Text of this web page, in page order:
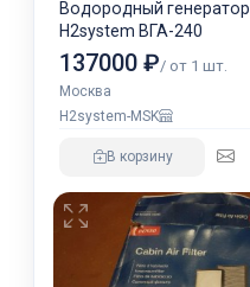
Водородный генератор
H2system ВГА-240
137000 ₽/ от 1 шт.
Москва
H2system-MSK
В корзину